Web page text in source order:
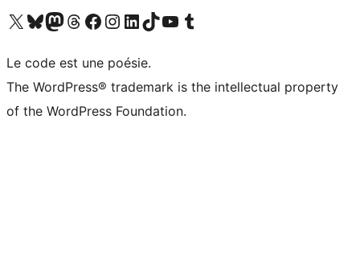
Visitez notre compte X (précédemment Twitter)
Visiter notre compte Bluesky
Visiter notre compte Mastodon
Visiter notre compte Threads
Consulter notre compte Facebook
Consulter notre compte Instagram
Consulter notre compte LinkedIn
Visiter notre compte TokTok
Visiter notre chaîne YouTube
Visiter notre compte Tumblr
Le code est une poésie.
The WordPress® trademark is the intellectual property
of the WordPress Foundation.